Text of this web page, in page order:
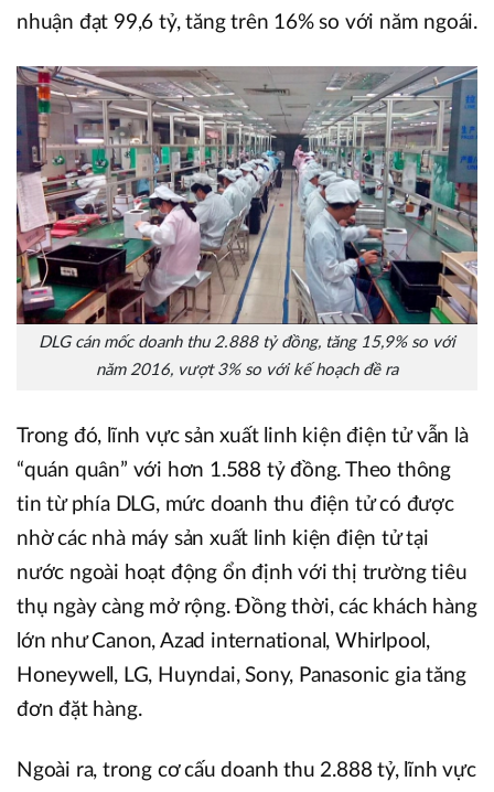
nhuận đạt 99,6 tỷ, tăng trên 16% so với năm ngoái.
DLG cán mốc doanh thu 2.888 tỷ đồng, tăng 15,9% so với
năm 2016, vượt 3% so với kế hoạch đề ra
Trong đó, lĩnh vực sản xuất linh kiện điện tử vẫn là
“quán quân” với hơn 1.588 tỷ đồng. Theo thông
tin từ phía DLG, mức doanh thu điện tử có được
nhờ các nhà máy sản xuất linh kiện điện tử tại
nước ngoài hoạt động ổn định với thị trường tiêu
thụ ngày càng mở rộng. Đồng thời, các khách hàng
lớn như Canon, Azad international, Whirlpool,
Honeywell, LG, Huyndai, Sony, Panasonic gia tăng
đơn đặt hàng.
Ngoài ra, trong cơ cấu doanh thu 2.888 tỷ, lĩnh vực